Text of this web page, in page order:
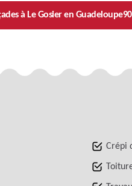
à Le Gosier en
Crépi